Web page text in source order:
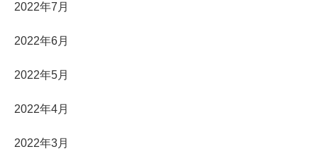
2022年7月
2022年6月
2022年5月
2022年4月
2022年3月